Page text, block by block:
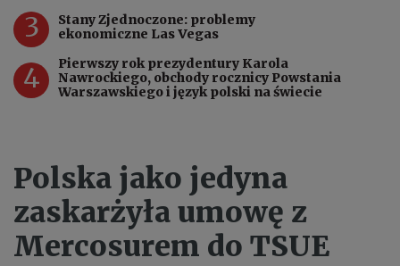
3
Stany Zjednoczone: problemy
ekonomiczne Las Vegas
4
Pierwszy rok prezydentury Karola
Nawrockiego, obchody rocznicy Powstania
Warszawskiego i język polski na świecie
Polska jako jedyna
zaskarżyła umowę z
Mercosurem do TSUE